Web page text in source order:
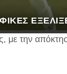
με την